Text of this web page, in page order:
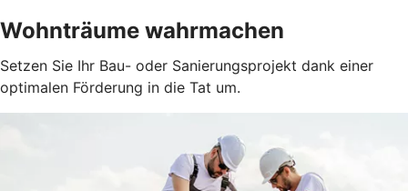
Wohnträume wahrmachen
Setzen Sie Ihr Bau- oder Sanierungsprojekt dank einer
optimalen Förderung in die Tat um.